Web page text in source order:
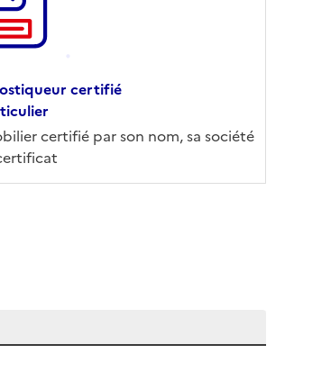
certifié
certifié par son nom, sa société